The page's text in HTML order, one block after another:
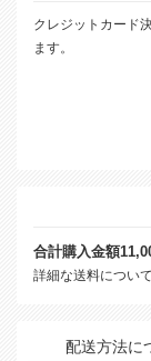
クレジットカード
ます。
合計購入金額
詳細な送料につい
配送方法に